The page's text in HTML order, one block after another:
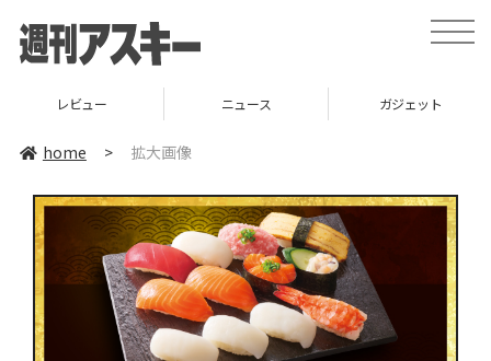
toggle
レビュー ニュース ガジェット
home > 拡大画像